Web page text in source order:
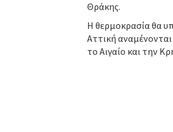
Θράκης.
Η θερμοκρασία θα
Αττική
το Αιγαίο και την